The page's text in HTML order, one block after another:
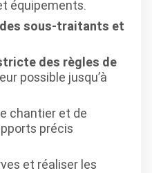
équipements.
sous-traitants et
des règles de
possible jusqu’à
chantier et de
précis
et réaliser les